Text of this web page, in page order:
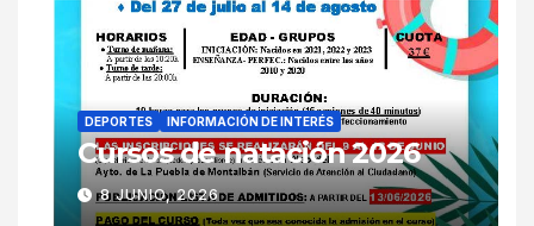
DEPORTES INFORMACIÓN DE INTERÉS
Cursos de natación 2026
8 JUNIO, 2026